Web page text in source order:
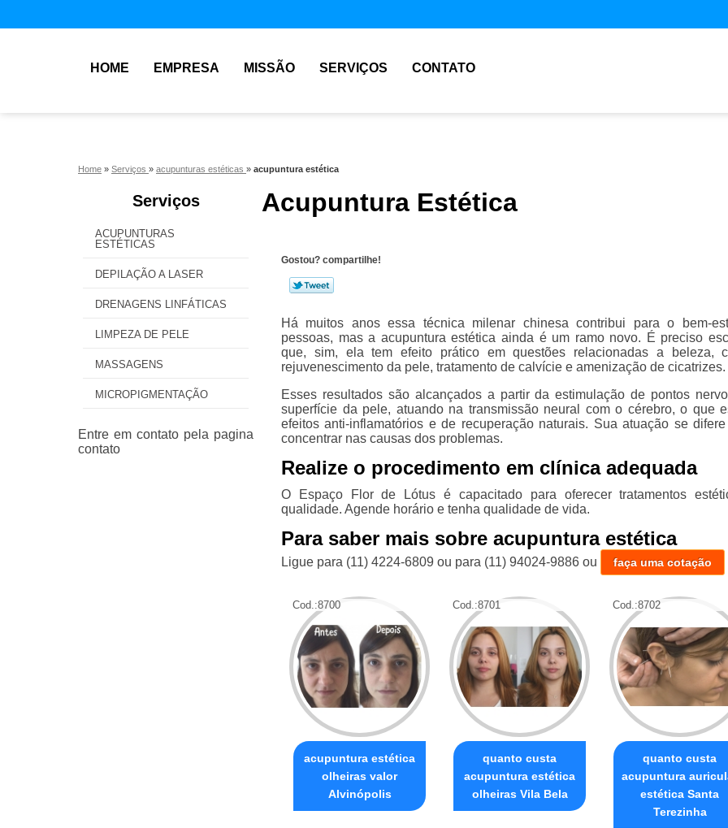
HOME EMPRESA MISSÃO SERVIÇOS CONTATO
Home » Serviços » acupunturas estéticas » acupuntura estética
Serviços
ACUPUNTURAS
ESTÉTICAS
DEPILAÇÃO A LASER
DRENAGENS LINFÁTICAS
LIMPEZA DE PELE
MASSAGENS
MICROPIGMENTAÇÃO
Acupuntura Estética
Gostou? compartilhe!
Há muitos anos essa técnica milenar chinesa contribui para o bem-
pessoas, mas a acupuntura estética ainda é um ramo novo. É preciso
que, sim, ela tem efeito prático em questões relacionadas a beleza,
rejuvenescimento da pele, tratamento de calvície e amenização de cicatrizes.
Esses resultados são alcançados a partir da estimulação de pontos
superfície da pele, atuando na transmissão neural com o cérebro, o que
efeitos anti-inflamatórios e de recuperação naturais. Sua atuação se
concentrar nas causas dos problemas.
Realize o procedimento em clínica adequada
O Espaço Flor de Lótus é capacitado para oferecer tratamentos
qualidade. Agende horário e tenha qualidade de vida.
Para saber mais sobre acupuntura estética
Ligue para (11) 4224-6809 ou para (11) 94024-9886 ou faça uma cotação
Cod.:8700
acupuntura estética
olheiras valor
Alvinópolis
Cod.:8701
quanto custa
acupuntura estética
olheiras Vila Bela
Cod.:8702
quanto custa
acupuntura
estética Santa
Terezinha